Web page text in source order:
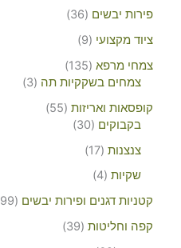
פירות יבשים
36
ציוד מקצועי
9
צמחי מרפא 135
צמחים בשקקיות תה
3
קופסאות ואריזות 55
בקבוקים 30
צנצנות 17
שקיות 4
קטניות דגנים ופירות יבשים
99
קפה וחליטות 39